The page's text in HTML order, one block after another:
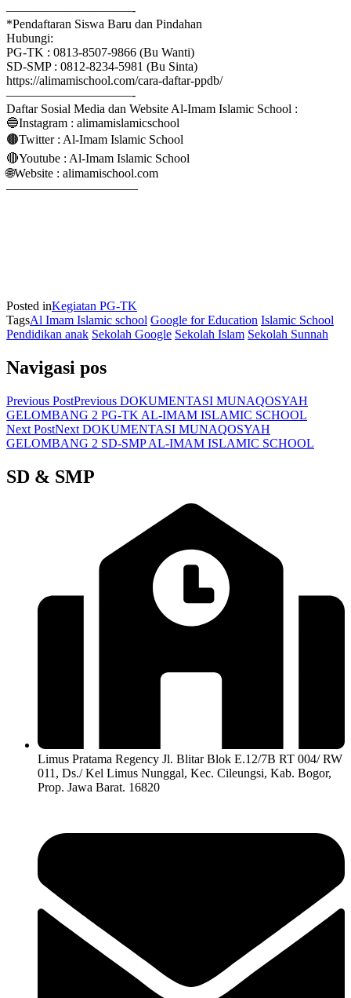
——————————-
*Pendaftaran Siswa Baru dan Pindahan
Hubungi:
PG-TK : 0813-8507-9866 (Bu Wanti)
SD-SMP : 0812-8234-5981 (Bu Sinta)
https://alimamischool.com/cara-daftar-ppdb/
——————————-
Daftar Sosial Media dan Website Al-Imam Islamic School :
🔵Instagram : alimamislamicschool
🟤Twitter : Al-Imam Islamic School
🔴Youtube : Al-Imam Islamic School
🌐Website : alimamischool.com
——————————–
Posted inKegiatan PG-TK
TagsAl Imam Islamic school Google for Education Islamic School
Pendidikan anak Sekolah Google Sekolah Islam Sekolah Sunnah
Navigasi pos
Previous PostPrevious DOKUMENTASI MUNAQOSYAH
GELOMBANG 2 PG-TK AL-IMAM ISLAMIC SCHOOL
Next PostNext DOKUMENTASI MUNAQOSYAH
GELOMBANG 2 SD-SMP AL-IMAM ISLAMIC SCHOOL
SD & SMP
Limus Pratama Regency Jl. Blitar Blok E.12/7B RT 004/ RW
011, Ds./ Kel Limus Nunggal, Kec. Cileungsi, Kab. Bogor,
Prop. Jawa Barat. 16820